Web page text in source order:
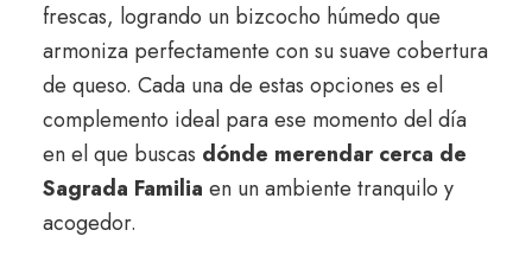
frescas, logrando un bizcocho húmedo que
armoniza perfectamente con su suave cobertura
de queso. Cada una de estas opciones es el
complemento ideal para ese momento del día
en el que buscas dónde merendar cerca de
Sagrada Familia en un ambiente tranquilo y
acogedor.